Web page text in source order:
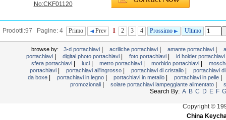
No:CKF01120
Prodotti:97 Pagine: 4 Primo Prev 1 2 3 4 Prossimo Ultimo
browse by: 3-d portachiavi acriliche portachiavi amante portachiavi
portachiavi
digital photo portachiavi foto portachiavi
id holder portachiavi
sfera portachiavi
luci metro portachiavi morbido portachiavi
portachiavi
portachiavi all'ingrosso portachiavi di cristallo
portachiavi
da boxe
portachiavi in ​​legno portachiavi in ​​metallo portachiavi in ​​pelle
promozionali solare portachiavi lampeggiante alimentato
Search By: A B C D E F G
Copyright ©
China